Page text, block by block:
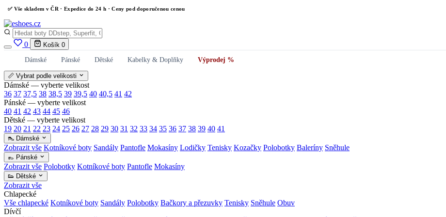
✅ Vše skladem v ČR · Expedice do 24 h · Ceny pod doporučenou cenou
0 Košík 0
Dámské Pánské Dětské Kabelky & Doplňky Výprodej %
📏 Vybrat podle velikosti
Dámské — vyberte velikost
36 37 37,5 38 38,5 39 39,5 40 40,5 41 42
Pánské — vyberte velikost
40 41 42 43 44 45 46
Dětské — vyberte velikost
19 20 21 22 23 24 25 26 27 28 29 30 31 32 33 34 35 36 37 38 39 40 41
👠 Dámské
Zobrazit vše Kotníkové boty Sandály Pantofle Mokasíny Lodičky Tenisky Kozačky Polobotky Baleríny Sněhule
👞 Pánské
Zobrazit vše Polobotky Kotníkové boty Pantofle Mokasíny
👟 Dětské
Zobrazit vše
Chlapecké
Vše chlapecké Kotníkové boty Sandály Polobotky Bačkory a přezuvky Tenisky Sněhule Obuv
Dívčí